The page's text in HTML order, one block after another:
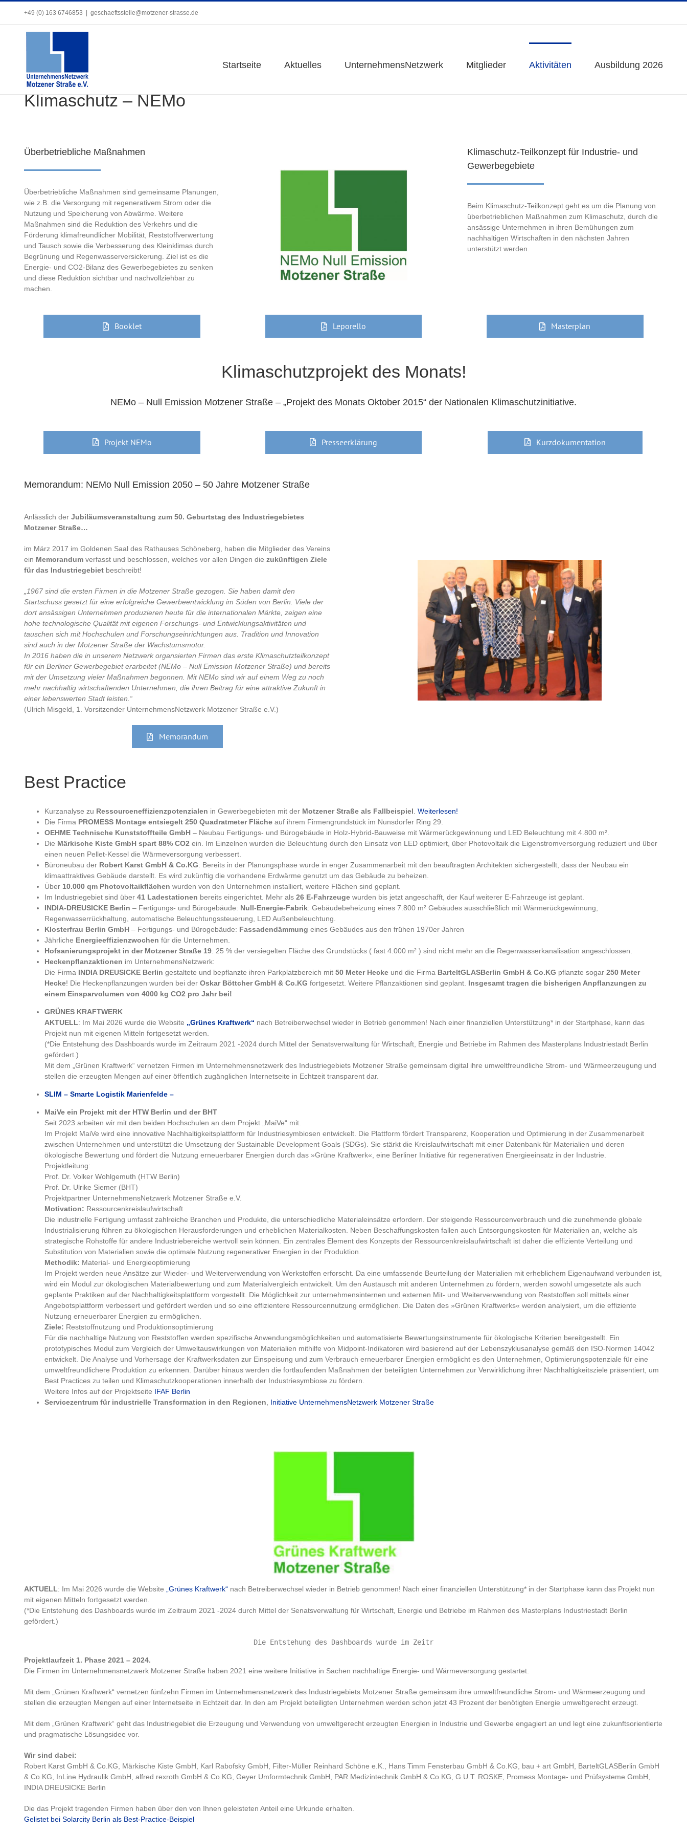
springen
+49 (0) 163 6746853 geschaeftsstelle@motzener-strasse.de
Startseite Aktuelles UnternehmensNetzwerk Mitglieder Aktivitäten Ausbildung 2026
+49 (0) 163 6746853 geschaeftsstelle@motzener-strasse.de
Startseite Aktuelles UnternehmensNetzwerk Mitglieder Aktivitäten Ausbildung 2026
Klimaschutz – NEMo
Überbetriebliche Maßnahmen
Überbetriebliche Maßnahmen sind gemeinsame Planungen,
wie z.B. die Versorgung mit regenerativem Strom oder die
Nutzung und Speicherung von Abwärme. Weitere
Maßnahmen sind die Reduktion des Verkehrs und die
Förderung klimafreundlicher Mobilität, Reststoffverwertung
und Tausch sowie die Verbesserung des Kleinklimas durch
Begrünung und Regenwasserversickerung. Ziel ist es die
Energie- und CO2-Bilanz des Gewerbegebietes zu senken
und diese Reduktion sichtbar und nachvollziehbar zu
machen.
Klimaschutz-Teilkonzept für Industrie- und
Gewerbegebiete
Beim Klimaschutz-Teilkonzept geht es um die Planung von
überbetrieblichen Maßnahmen zum Klimaschutz, durch die
ansässige Unternehmen in ihren Bemühungen zum
nachhaltigen Wirtschaften in den nächsten Jahren
unterstützt werden.
Booklet Leporello Masterplan
Klimaschutzprojekt des Monats!
NEMo – Null Emission Motzener Straße – „Projekt des Monats Oktober 2015“ der Nationalen Klimaschutzinitiative.
Projekt NEMo Presseerklärung Kurzdokumentation
Memorandum: NEMo Null Emission 2050 – 50 Jahre Motzener Straße
Anlässlich der Jubiläumsveranstaltung zum 50. Geburtstag des Industriegebietes
Motzener Straße…
im März 2017 im Goldenen Saal des Rathauses Schöneberg, haben die Mitglieder des Vereins
ein Memorandum verfasst und beschlossen, welches vor allen Dingen die zukünftigen Ziele
für das Industriegebiet beschreibt!
„1967 sind die ersten Firmen in die Motzener Straße gezogen. Sie haben damit den
Startschuss gesetzt für eine erfolgreiche Gewerbeentwicklung im Süden von Berlin. Viele der
dort ansässigen Unternehmen produzieren heute für die internationalen Märkte, zeigen eine
hohe technologische Qualität mit eigenen Forschungs- und Entwicklungsaktivitäten und
tauschen sich mit Hochschulen und Forschungseinrichtungen aus. Tradition und Innovation
sind auch in der Motzener Straße der Wachstumsmotor.
In 2016 haben die in unserem Netzwerk organsierten Firmen das erste Klimaschutzteilkonzept
für ein Berliner Gewerbegebiet erarbeitet (NEMo – Null Emission Motzener Straße) und bereits
mit der Umsetzung vieler Maßnahmen begonnen. Mit NEMo sind wir auf einem Weg zu noch
mehr nachhaltig wirtschaftenden Unternehmen, die ihren Beitrag für eine attraktive Zukunft in
einer lebenswerten Stadt leisten.“
(Ulrich Misgeld, 1. Vorsitzender UnternehmensNetzwerk Motzener Straße e.V.)
Memorandum
Best Practice
Kurzanalyse zu Ressourceneffizienzpotenzialen in Gewerbegebieten mit der Motzener Straße als Fallbeispiel Weiterlesen!
Die Firma PROMESS Montage entsiegelt 250 Quadratmeter Fläche auf ihrem Firmengrundstück im Nunsdorfer Ring 29.
OEHME Technische Kunststoffteile GmbH – Neubau Fertigungs- und Bürogebäude in Holz-Hybrid-Bauweise mit Wärmerückgewinnung und LED Beleuchtung mit 4.800 m².
Die Märkische Kiste GmbH spart 88% CO2 ein. Im Einzelnen wurden die Beleuchtung durch den Einsatz von LED optimiert, über Photovoltaik die Eigenstromversorgung reduziert und über
einen neuen Pellet-Kessel die Wärmeversorgung verbessert.
Büroneubau der Robert Karst GmbH & Co.KG: Bereits in der Planungsphase wurde in enger Zusammenarbeit mit den beauftragten Architekten sichergestellt, dass der Neubau ein
klimaattraktives Gebäude darstellt. Es wird zukünftig die vorhandene Erdwärme genutzt um das Gebäude zu beheizen.
Über 10.000 qm Photovoltaikflächen wurden von den Unternehmen installiert, weitere Flächen sind geplant.
Im Industriegebiet sind über 41 Ladestationen bereits eingerichtet. Mehr als 26 E-Fahrzeuge wurden bis jetzt angeschafft, der Kauf weiterer E-Fahrzeuge ist geplant.
INDIA-DREUSICKE Berlin – Fertigungs- und Bürogebäude: Null-Energie-Fabrik: Gebäudebeheizung eines 7.800 m² Gebäudes ausschließlich mit Wärmerückgewinnung,
Regenwasserrückhaltung, automatische Beleuchtungssteuerung, LED Außenbeleuchtung.
Klosterfrau Berlin GmbH – Fertigungs- und Bürogebäude: Fassadendämmung eines Gebäudes aus den frühen 1970er Jahren
Jährliche Energieeffizienzwochen für die Unternehmen.
Hofsanierungsprojekt in der Motzener Straße 19: 25 % der versiegelten Fläche des Grundstücks ( fast 4.000 m² ) sind nicht mehr an die Regenwasserkanalisation angeschlossen.
Heckenpflanzaktionen im UnternehmensNetzwerk:
Die Firma INDIA DREUSICKE Berlin gestaltete und bepflanzte ihren Parkplatzbereich mit 50 Meter Hecke und die Firma BarteltGLASBerlin GmbH & Co.KG pflanzte sogar 250 Meter
Hecke! Die Heckenpflanzungen wurden bei der Oskar Böttcher GmbH & Co.KG fortgesetzt. Weitere Pflanzaktionen sind geplant. Insgesamt tragen die bisherigen Anpflanzungen zu
einem Einsparvolumen von 4000 kg CO2 pro Jahr bei!
GRÜNES KRAFTWERK
AKTUELL: Im Mai 2026 wurde die Website „Grünes Kraftwerk“ nach Betreiberwechsel wieder in Betrieb genommen! Nach einer finanziellen Unterstützung* in der Startphase, kann das
Projekt nun mit eigenen Mitteln fortgesetzt werden.
(*Die Entstehung des Dashboards wurde im Zeitraum 2021 -2024 durch Mittel der Senatsverwaltung für Wirtschaft, Energie und Betriebe im Rahmen des Masterplans Industriestadt Berlin
gefördert.)
Mit dem „Grünen Kraftwerk“ vernetzen Firmen im Unternehmensnetzwerk des Industriegebiets Motzener Straße gemeinsam digital ihre umweltfreundliche Strom- und Wärmeerzeugung und
stellen die erzeugten Mengen auf einer öffentlich zugänglichen Internetseite in Echtzeit transparent dar.
SLIM – Smarte Logistik Marienfelde –
MaiVe ein Projekt mit der HTW Berlin und der BHT
Seit 2023 arbeiten wir mit den beiden Hochschulen an dem Projekt „MaiVe“ mit.
Im Projekt MaiVe wird eine innovative Nachhaltigkeitsplattform für Industriesymbiosen entwickelt. Die Plattform fördert Transparenz, Kooperation und Optimierung in der Zusammenarbeit
zwischen Unternehmen und unterstützt die Umsetzung der Sustainable Development Goals (SDGs). Sie stärkt die Kreislaufwirtschaft mit einer Datenbank für Materialien und deren
ökologische Bewertung und fördert die Nutzung erneuerbarer Energien durch das »Grüne Kraftwerk«, eine Berliner Initiative für regenerativen Energieeinsatz in der Industrie.
Projektleitung:
Prof. Dr. Volker Wohlgemuth (HTW Berlin)
Prof. Dr. Ulrike Siemer (BHT)
Projektpartner UnternehmensNetzwerk Motzener Straße e.V.
Motivation: Ressourcenkreislaufwirtschaft
Die industrielle Fertigung umfasst zahlreiche Branchen und Produkte, die unterschiedliche Materialeinsätze erfordern. Der steigende Ressourcenverbrauch und die zunehmende globale
Industrialisierung führen zu ökologischen Herausforderungen und erheblichen Materialkosten. Neben Beschaffungskosten fallen auch Entsorgungskosten für Materialien an, welche als
strategische Rohstoffe für andere Industriebereiche wertvoll sein können. Ein zentrales Element des Konzepts der Ressourcenkreislaufwirtschaft ist daher die effiziente Verteilung und
Substitution von Materialien sowie die optimale Nutzung regenerativer Energien in der Produktion.
Methodik: Material- und Energieoptimierung
Im Projekt werden neue Ansätze zur Wieder- und Weiterverwendung von Werkstoffen erforscht. Da eine umfassende Beurteilung der Materialien mit erheblichem Eigenaufwand verbunden ist,
wird ein Modul zur ökologischen Materialbewertung und zum Materialvergleich entwickelt. Um den Austausch mit anderen Unternehmen zu fördern, werden sowohl umgesetzte als auch
geplante Praktiken auf der Nachhaltigkeitsplattform vorgestellt. Die Möglichkeit zur unternehmensinternen und externen Mit- und Weiterverwendung von Reststoffen soll mittels einer
Angebotsplattform verbessert und gefördert werden und so eine effizientere Ressourcennutzung ermöglichen. Die Daten des »Grünen Kraftwerks« werden analysiert, um die effiziente
Nutzung erneuerbarer Energien zu ermöglichen.
Ziele: Reststoffnutzung und Produktionsoptimierung
Für die nachhaltige Nutzung von Reststoffen werden spezifische Anwendungsmöglichkeiten und automatisierte Bewertungsinstrumente für ökologische Kriterien bereitgestellt. Ein
prototypisches Modul zum Vergleich der Umweltauswirkungen von Materialien mithilfe von Midpoint-Indikatoren wird basierend auf der Lebenszyklusanalyse gemäß den ISO-Normen 14042
entwickelt. Die Analyse und Vorhersage der Kraftwerksdaten zur Einspeisung und zum Verbrauch erneuerbarer Energien ermöglicht es den Unternehmen, Optimierungspotenziale für eine
umweltfreundlichere Produktion zu erkennen. Darüber hinaus werden die fortlaufenden Maßnahmen der beteiligten Unternehmen zur Verwirklichung ihrer Nachhaltigkeitsziele präsentiert, um
Best Practices zu teilen und Klimaschutzkooperationen innerhalb der Industriesymbiose zu fördern.
Weitere Infos auf der Projektseite IFAF Berlin
Servicezentrum für industrielle Transformation in den Regionen
Initiative UnternehmensNetzwerk Motzener Straße
AKTUELL: Im Mai 2026 wurde die Website „Grünes Kraftwerk“ nach Betreiberwechsel wieder in Betrieb genommen! Nach einer finanziellen Unterstützung* in der Startphase kann das Projekt nun
mit eigenen Mitteln fortgesetzt werden.
(*Die Entstehung des Dashboards wurde im Zeitraum 2021 -2024 durch Mittel der Senatsverwaltung für Wirtschaft, Energie und Betriebe im Rahmen des Masterplans Industriestadt Berlin
gefördert.)
Die Entstehung des Dashboards wurde im Zeitr
Projektlaufzeit 1. Phase 2021 – 2024.
Die Firmen im Unternehmensnetzwerk Motzener Straße haben 2021 eine weitere Initiative in Sachen nachhaltige Energie- und Wärmeversorgung gestartet.
Mit dem „Grünen Kraftwerk“ vernetzen fünfzehn Firmen im Unternehmensnetzwerk des Industriegebiets Motzener Straße gemeinsam ihre umweltfreundliche Strom- und Wärmeerzeugung und
stellen die erzeugten Mengen auf einer Internetseite in Echtzeit dar. In den am Projekt beteiligten Unternehmen werden schon jetzt 43 Prozent der benötigten Energie umweltgerecht erzeugt.
Mit dem „Grünen Kraftwerk“ geht das Industriegebiet die Erzeugung und Verwendung von umweltgerecht erzeugten Energien in Industrie und Gewerbe engagiert an und legt eine zukunftsorientierte
und pragmatische Lösungsidee vor.
Wir sind dabei:
Robert Karst GmbH & Co.KG, Märkische Kiste GmbH, Karl Rabofsky GmbH, Filter-Müller Reinhard Schöne e.K., Hans Timm Fensterbau GmbH & Co.KG, bau + art GmbH, BarteltGLASBerlin GmbH
& Co.KG, InLine Hydraulik GmbH, alfred rexroth GmbH & Co.KG, Geyer Umformtechnik GmbH, PAR Medizintechnik GmbH & Co.KG, G.U.T. ROSKE, Promess Montage- und Prüfsysteme GmbH,
INDIA DREUSICKE Berlin
Die das Projekt tragenden Firmen haben über den von Ihnen geleisteten Anteil eine Urkunde erhalten.
Gelistet bei Solarcity Berlin als Best-Practice-Beispiel